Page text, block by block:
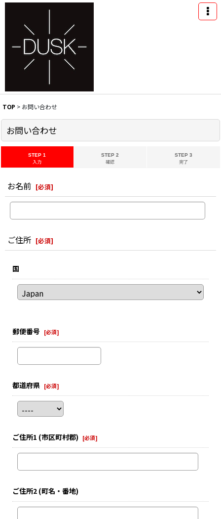
TOP > お問い合わせ
お問い合わせ
STEP 1
入力
STEP 2
確認
STEP 3
完了
お名前 [必須]
ご住所 [必須]
国
郵便番号 [必須]
都道府県 [必須]
ご住所1 (市区町村郡) [必須]
ご住所2 (町名・番地)